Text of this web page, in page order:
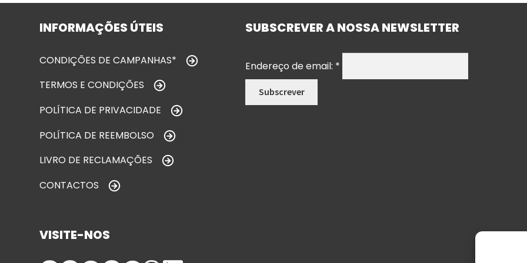
INFORMAÇÕES ÚTEIS
CONDIÇÕES DE CAMPANHAS*
TERMOS E CONDIÇÕES
POLÍTICA DE PRIVACIDADE
POLÍTICA DE REEMBOLSO
LIVRO DE RECLAMAÇÕES
CONTACTOS
SUBSCREVER A NOSSA NEWSLETTER
Endereço de email: *
VISITE-NOS